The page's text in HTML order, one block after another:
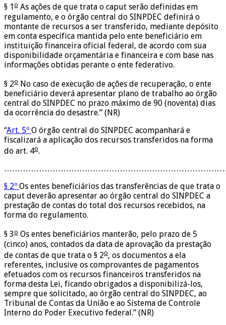
§ 1 o As ações de que trata o caput serão definidas em
regulamento, e o órgão central do SINPDEC definirá o
montante de recursos a ser transferido, mediante depósito
em conta específica mantida pelo ente beneficiário em
instituição financeira oficial federal, de acordo com sua
disponibilidade orçamentária e financeira e com base nas
informações obtidas perante o ente federativo.
§ 2o No caso de execução de ações de recuperação, o ente
beneficiário deverá apresentar plano de trabalho ao órgão
central do SINPDEC no prazo máximo de 90 (noventa) dias
da ocorrência do desastre.” (NR)
“Art. 5º O órgão central do SINPDEC acompanhará e
fiscalizará a aplicação dos recursos transferidos na forma
do art. 4o.
§ 2º Os entes beneficiários das transferências de que trata o
caput deverão apresentar ao órgão central do SINPDEC a
prestação de contas do total dos recursos recebidos, na
forma do regulamento.
§ 3o Os entes beneficiários manterão, pelo prazo de 5
(cinco) anos, contados da data de aprovação da prestação
de contas de que trata o § 2o, os documentos a ela
referentes, inclusive os comprovantes de pagamentos
efetuados com os recursos financeiros transferidos na
forma desta Lei, ficando obrigados a disponibilizá-los,
sempre que solicitado, ao órgão central do SINPDEC, ao
Tribunal de Contas da União e ao Sistema de Controle
Interno do Poder Executivo federal.” (NR)